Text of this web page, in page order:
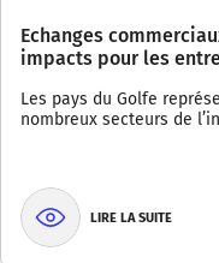
Echanges
impacts pour les
Les pays du Golfe
nombreux secteurs de
LIRE LA SUITE